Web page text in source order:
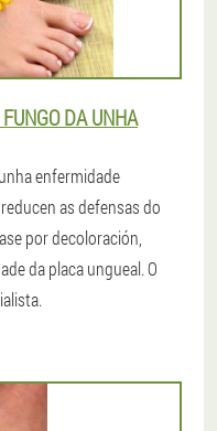
DA UNHA
enfermidade
as defensas do
por decoloración,
da placa ungueal. O